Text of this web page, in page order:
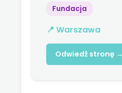
Fundacja
📍 Warszawa
Odwiedź stronę →